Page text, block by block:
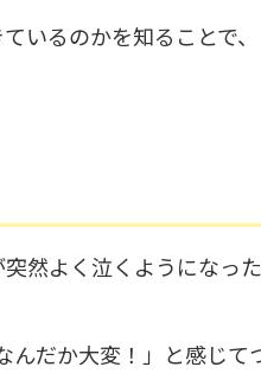
いるのかを知ることで
然よく泣くようになっ
だか大変！」と感じて